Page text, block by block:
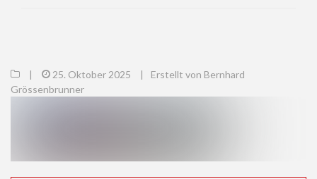
| 25. Oktober 2025 |
Erstellt von Bernhard
Grössenbrunner